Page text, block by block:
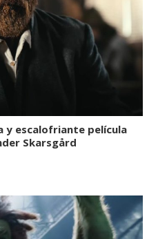
y escalofriante película
Skarsgård